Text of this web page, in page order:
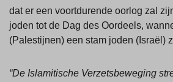
dat er een voortdurende oorlog zal
joden tot de Dag des Oordeels,
(Palestijnen) een stam joden (Israël)
“De Islamitische Verzetsbeweging